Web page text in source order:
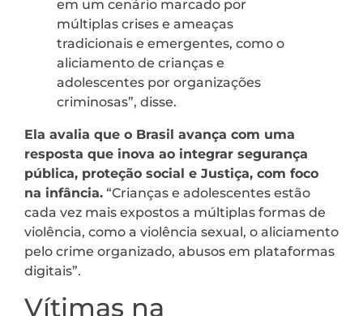
em um cenário marcado por
múltiplas crises e ameaças
tradicionais e emergentes, como o
aliciamento de crianças e
adolescentes por organizações
criminosas”, disse.
Ela avalia que o Brasil avança com uma
resposta que inova ao integrar segurança
pública, proteção social e Justiça, com foco
na infância. “Crianças e adolescentes estão
cada vez mais expostos a múltiplas formas de
violência, como a violência sexual, o aliciamento
pelo crime organizado, abusos em plataformas
digitais”.
Vítimas na